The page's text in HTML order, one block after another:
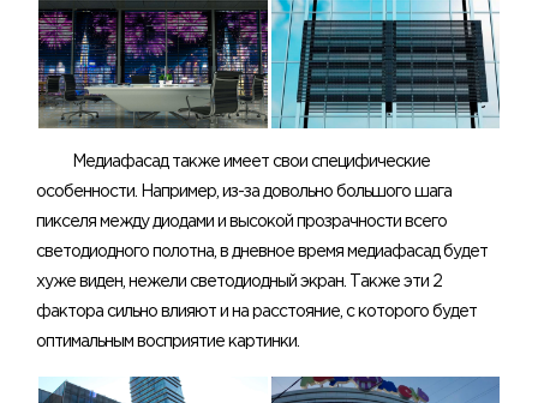
Медиафасад также имеет свои специфические
особенности. Например, из-за довольно большого шага
пикселя между диодами и высокой прозрачности всего
светодиодного полотна, в дневное время медиафасад будет
хуже виден, нежели светодиодный экран. Также эти 2
фактора сильно влияют и на расстояние, с которого будет
оптимальным восприятие картинки.